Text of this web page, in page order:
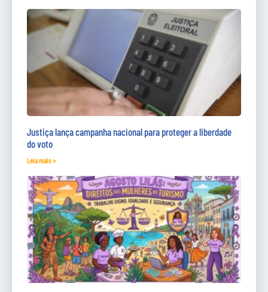
Justiça lança campanha nacional para proteger a liberdade
do voto
Leia mais »